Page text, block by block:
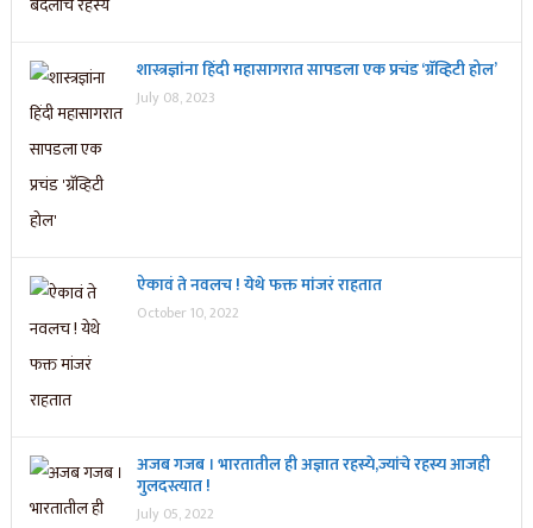
शास्त्रज्ञांना हिंदी महासागरात सापडला एक प्रचंड ‘ग्रॅव्हिटी होल’
July 08, 2023
ऐकावं ते नवलच ! येथे फक्त मांजरं राहतात
October 10, 2022
अजब गजब । भारतातील ही अज्ञात रहस्ये,ज्यांचे रहस्य आजही
गुलदस्त्यात !
July 05, 2022